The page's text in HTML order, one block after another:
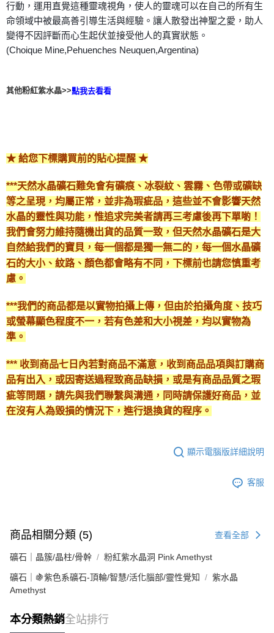
行動，運用直覺這種靈魂視角，使人的靈魂可以在自己的所有生
命領域中被最高善引導生活與經驗。讓人散發出神聖之愛，助人
變得不因評斷而心生起伏並接受他人的真實狀態。
(Choique Mine,Pehuenches Neuquen,Argentina)
其他粉紅紫水晶>>點我去看看
★ 給您下標購買前的貼心提醒 ★
***天然水晶礦石難免會有礦痕、冰裂紋、雲霧、色帶或礦缺
等之呈現，均屬正常，並非為瑕疵品，這些並不會影響天然
水晶的靈性與功能，惟追求完美者請再三考慮後再下單喲！
我們會努力維持隨機出貨的品質一致，但天然水晶礦石是大
自然給我們的寶貝，每一個都是獨一無二的，每一個水晶礦
石的大小、紋路、顏色都會略有不同，下標前也請您慎重考
慮。
***我們的商品都是以實物拍攝上傳，但由於拍攝角度、技巧
或螢幕顯色程度不一，若有色差和大小視差，均以實物為
準。
*** 收到商品七日內若對商品不滿意，收到商品品項與訂購商
品有出入，或因寄送過程致商品缺損，或是有商品品質之瑕
疵等問題，請先與我們聯繫與溝通，同時請保護好商品，並
在沒有人為毀損的情況下，進行退換貨的程序。
顯示電腦版詳細說明
客服
商品相關分類 (5) 查看全部
礦石｜晶簇/晶柱/骨幹 粉紅紫水晶洞 Pink Amethyst
礦石｜🍇紫色系礦石-頂輪/智慧/活化腦部/靈性覺知
紫水晶
Amethyst
本分類熱銷全站排行